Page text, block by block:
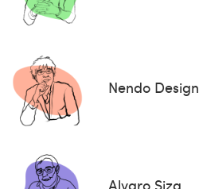
Nendo Design
Alvaro Siza